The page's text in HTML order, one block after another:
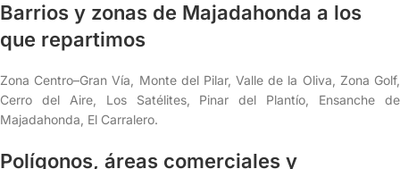
Barrios y zonas de Majadahonda a los
que repartimos
Zona Centro–Gran Vía, Monte del Pilar, Valle de la Oliva, Zona Golf,
Cerro del Aire, Los Satélites, Pinar del Plantío, Ensanche de
Majadahonda, El Carralero.
Polígonos, áreas comerciales y